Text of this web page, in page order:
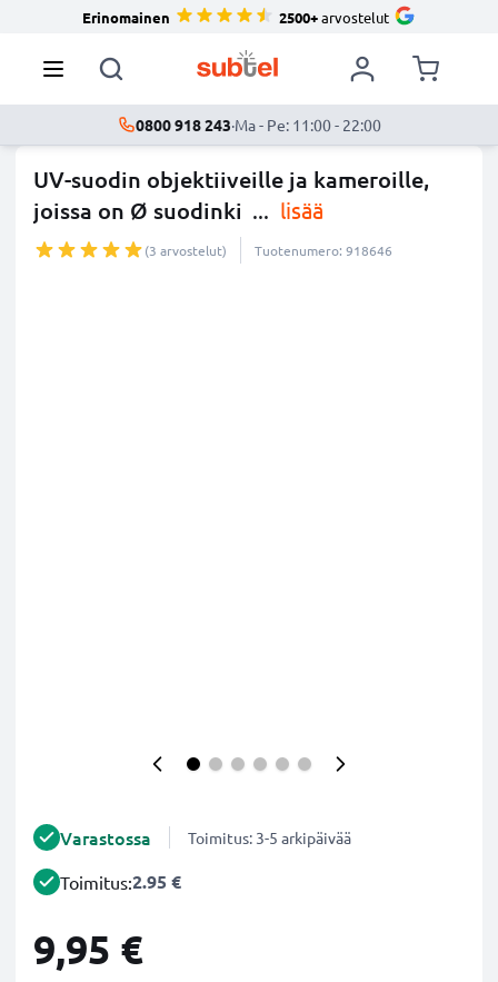
Erinomainen 2500+arvostelut
0800 918 243·Ma - Pe: 11:00 - 22:00
UV-suodin objektiiveille ja kameroille,
joissa on Ø suodinki ... lisää
(3 arvostelut) Tuotenumero: 918646
Varastossa Toimitus: 3-5 arkipäivää
Toimitus:2.95 €
9,95 €